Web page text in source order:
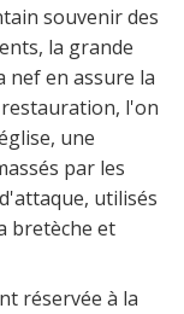
souvenir des
la grande
nef en assure la
l'on
une
par les
utilisés
bretèche et
réservée à la